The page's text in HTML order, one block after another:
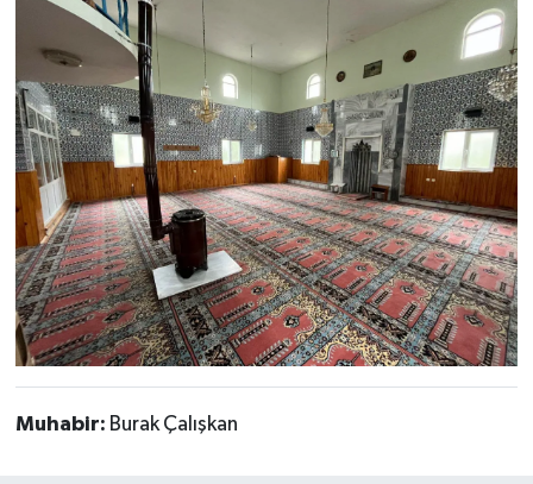
Muhabir: Burak Çalışkan